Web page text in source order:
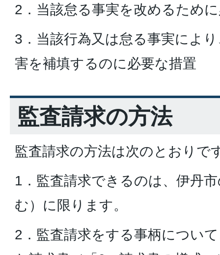
2．当該怠る事実を改めるため
3．当該行為又は怠る事実によ
害を補填するのに必要な措置
監査請求の方法
監査請求の方法は次のとおりで
1．監査請求できるのは、伊丹
む）に限ります。
2．監査請求をする事柄につい